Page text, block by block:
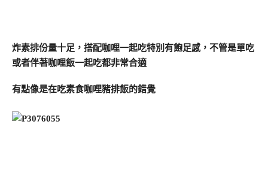
炸素排份量十足，搭配咖哩一起吃特別有飽足感，不管是單吃
或者伴著咖哩飯一起吃都非常合適
有點像是在吃素食咖哩豬排飯的錯覺